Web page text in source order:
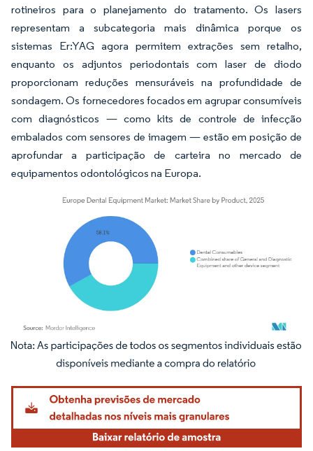
rotineiros para o planejamento do tratamento. Os lasers
representam a subcategoria mais dinâmica porque os
sistemas Er:YAG agora permitem extrações sem retalho,
enquanto os adjuntos periodontais com laser de diodo
proporcionam reduções mensuráveis na profundidade de
sondagem. Os fornecedores focados em agrupar consumíveis
com diagnósticos — como kits de controle de infecção
embalados com sensores de imagem — estão em posição de
aprofundar a participação de carteira no mercado de
equipamentos odontológicos na Europa.
Imagem © Mordor Intelligence. O reuso requer atribuição conforme CC BY 4.0.